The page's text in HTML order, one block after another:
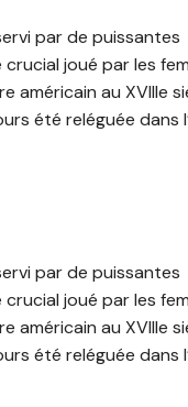
par de puissantes
joué par les
américain au XVIIIe
été reléguée dans
par de puissantes
joué par les
américain au XVIIIe
été reléguée dans